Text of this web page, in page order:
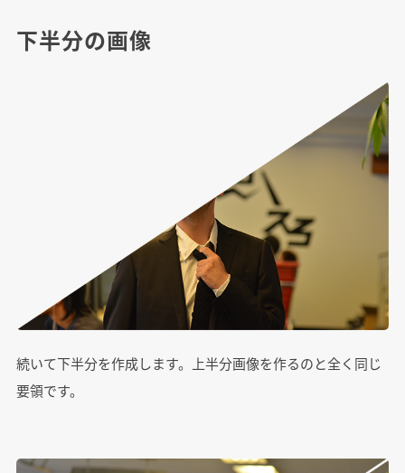
下半分の画像
続いて下半分を作成します。上半分画像を作るのと全く同じ
要領です。